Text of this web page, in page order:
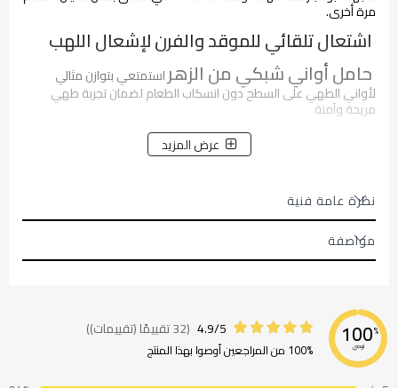
مرة أخرى.
اشتعال تلقائي للموقد والفرن لإشعال اللهب
حامل أواني شبكي من الزهراستمتعي بتوازن مثالي
لأواني الطهي على السطح دون انسكاب الطعام لضمان تجربة طهي
مريحة وآمنة
شعلات ماريانا عالية الكفاءةشعلة اقوى بكفاءة اعلى
تصميم جديد
جديدة للغطاء الزجاجي والباب
عرض المزيد
نظرة عامة فنية
مواصفة
100%
نوصي
4.9/5 (32 تقييمًا (تقييمات))
100% من المراجعين أوصوا بهذا المنتج